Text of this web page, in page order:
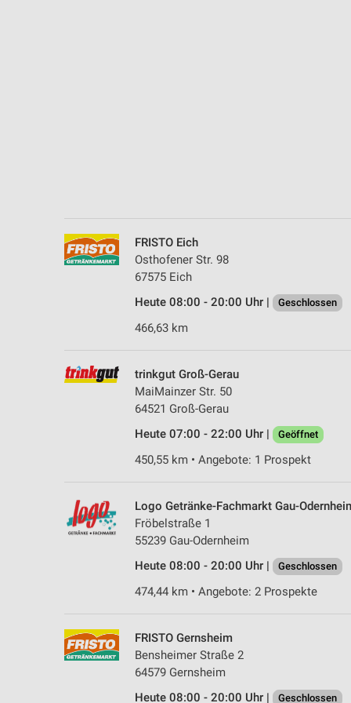
FRISTO Eich
Osthofener Str. 98
67575 Eich
Heute 08:00 - 20:00 Uhr |
Geschlossen
466,63 km
trinkgut Groß-Gerau
MaiMainzer Str. 50
64521 Groß-Gerau
Heute 07:00 - 22:00 Uhr |
Geöffnet
450,55 km • Angebote: 1 Prospekt
Logo Getränke-Fachmarkt Gau-
Fröbelstraße 1
55239 Gau-Odernheim
Heute 08:00 - 20:00 Uhr |
Geschlossen
474,44 km • Angebote: 2 Prospekte
FRISTO Gernsheim
Bensheimer Straße 2
64579 Gernsheim
Heute 08:00 - 20:00 Uhr |
Geschlossen
Notwendig